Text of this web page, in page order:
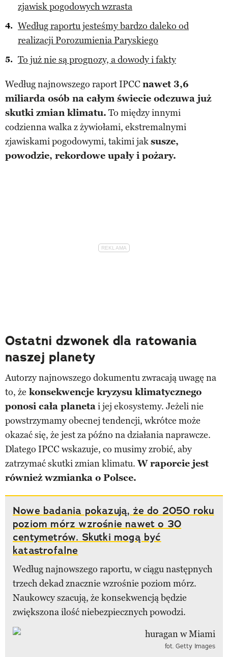
zjawisk pogodowych wzrasta
Według raportu jesteśmy bardzo daleko od
realizacji Porozumienia Paryskiego
To już nie są prognozy, a dowody i fakty
Według najnowszego raport IPCCnawet 3,6
miliarda osób na całym świecie odczuwa już
skutki zmian klimatu. To między innymi
codzienna walka z żywiołami, ekstremalnymi
zjawiskami pogodowymi, takimi jaksusze,
powodzie, rekordowe upały i pożary.
Ostatni dzwonek dla ratowania
naszej planety
Autorzy najnowszego dokumentu zwracają uwagę na
to, że konsekwencje kryzysu klimatycznego
ponosi cała planetai jej ekosystemy. Jeżeli nie
powstrzymamy obecnej tendencji, wkrótce może
okazać się, że jest za późno na działania naprawcze.
Dlatego IPCC wskazuje, co musimy zrobić, aby
zatrzymać skutki zmian klimatu.W raporcie jest
również wzmianka o Polsce.
Nowe badania pokazują, że do 2050 roku
poziom mórz wzrośnie nawet o 30
centymetrów. Skutki mogą być
katastrofalne
Według najnowszego raportu, w ciągu następnych
trzech dekad znacznie wzrośnie poziom mórz.
Naukowcy szacują, że konsekwencją będzie
zwiększona ilość niebezpiecznych powodzi.
fot. Getty Images